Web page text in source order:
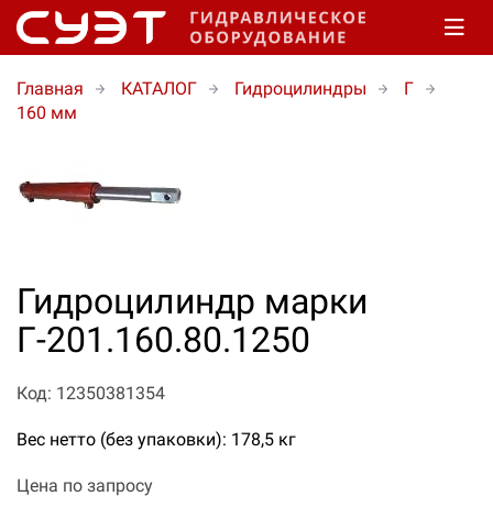
Главная КАТАЛОГ Гидроцилиндры
Г
160 мм
Гидроцилиндр марки
Г-201.160.80.1250
Код: 12350381354
Вес нетто (без упаковки): 178,5 кг
Цена по запросу